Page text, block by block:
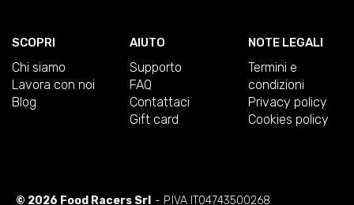
SCOPRI
Chi siamo
Lavora con noi
Blog
AIUTO
Supporto
FAQ
Contattaci
Gift card
NOTE LEGALI
Termini e
condizioni
Privacy policy
Cookies policy
© 2026 Food Racers Srl - P.IVA IT04743500268